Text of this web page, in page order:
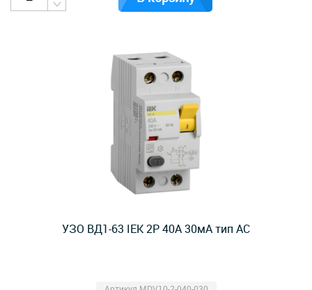
УЗО ВД1-63 IEK 2Р 40А 30мА тип AC